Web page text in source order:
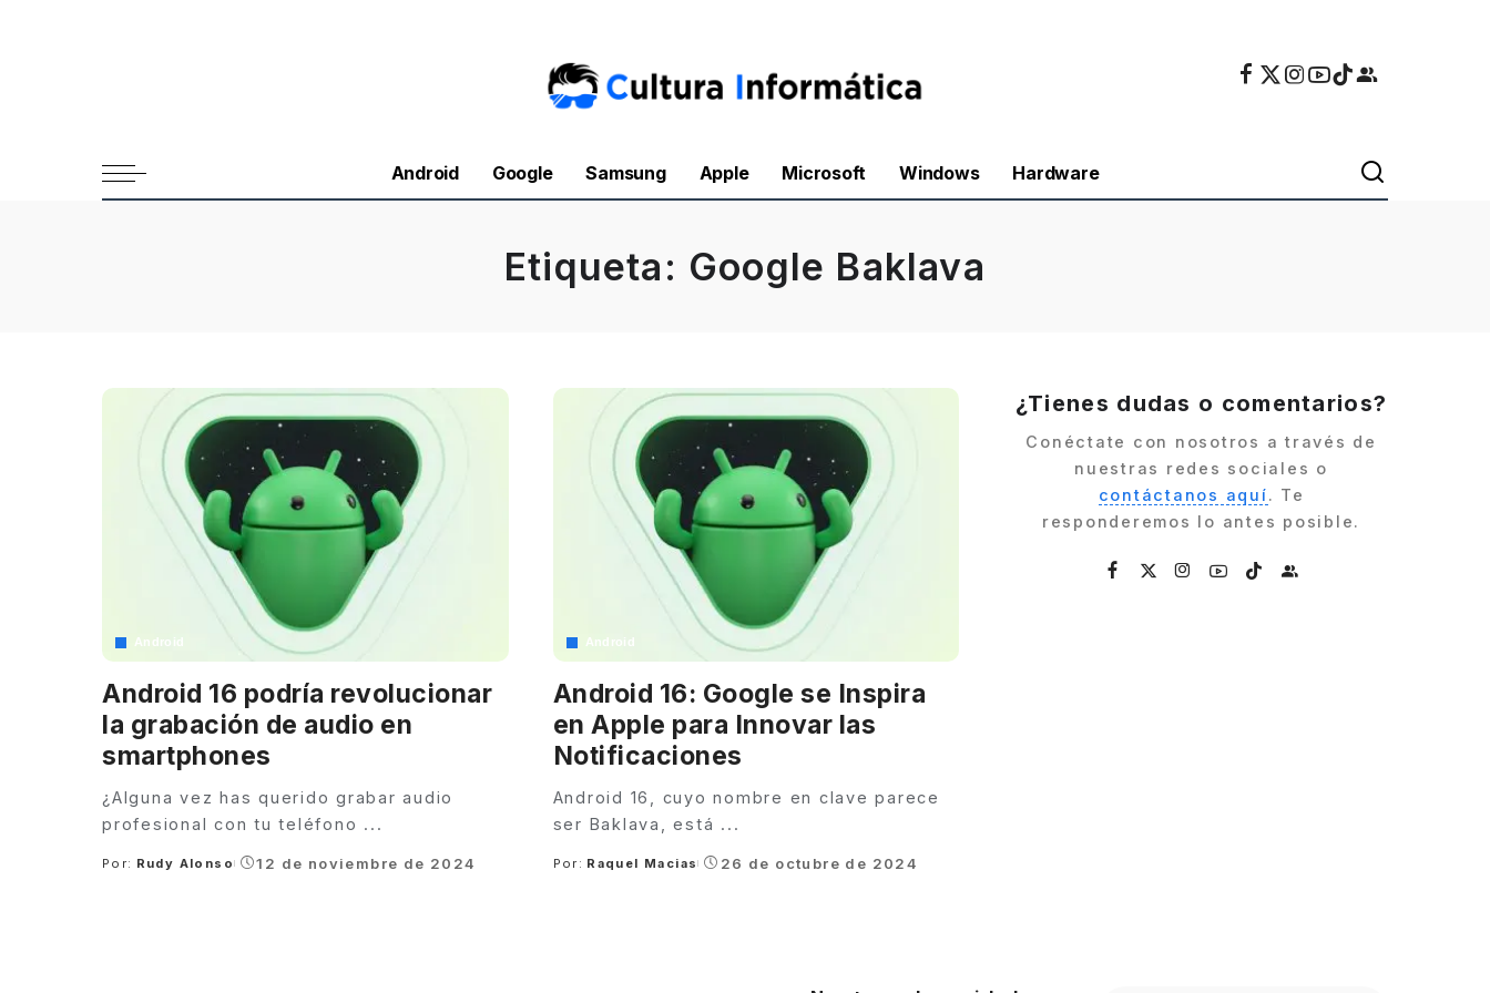
Android Google Samsung Apple Microsoft Windows Hardware
Etiqueta: Google Baklava
Android
Android 16 podría revolucionar
la grabación de audio en
smartphones
¿Alguna vez has querido grabar audio
profesional con tu teléfono ...
Posted
Por: Rudy Alonso 12 de noviembre de 2024
Android
Android 16: Google se Inspira
en Apple para Innovar las
Notificaciones
Android 16, cuyo nombre en clave parece
ser Baklava, está ...
Posted
Por: Raquel Macias 26 de octubre de 2024
¿Tienes dudas o comentarios?
Conéctate con nosotros a través de
nuestras redes sociales o
contáctanos aquí. Te
responderemos lo antes posible.